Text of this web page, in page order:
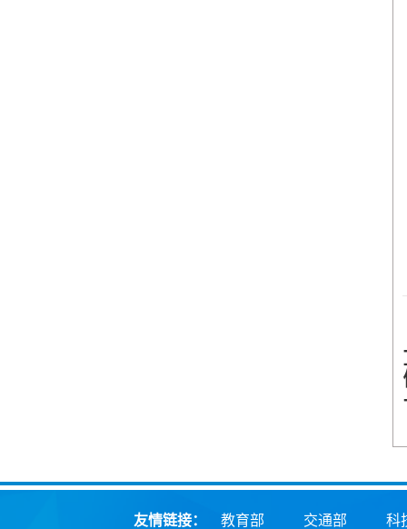
友情链接： 教育部 交通部
科